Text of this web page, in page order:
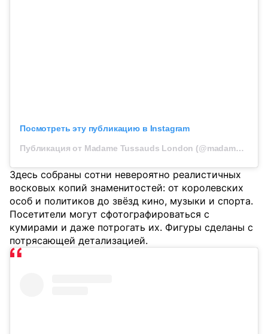
Посмотреть эту публикацию в Instagram
Публикация от Madame Tussauds London (@madametussauds)
Здесь собраны сотни невероятно реалистичных
восковых копий знаменитостей: от королевских
особ и политиков до звёзд кино, музыки и спорта.
Посетители могут сфотографироваться с
кумирами и даже потрогать их. Фигуры сделаны с
потрясающей детализацией.